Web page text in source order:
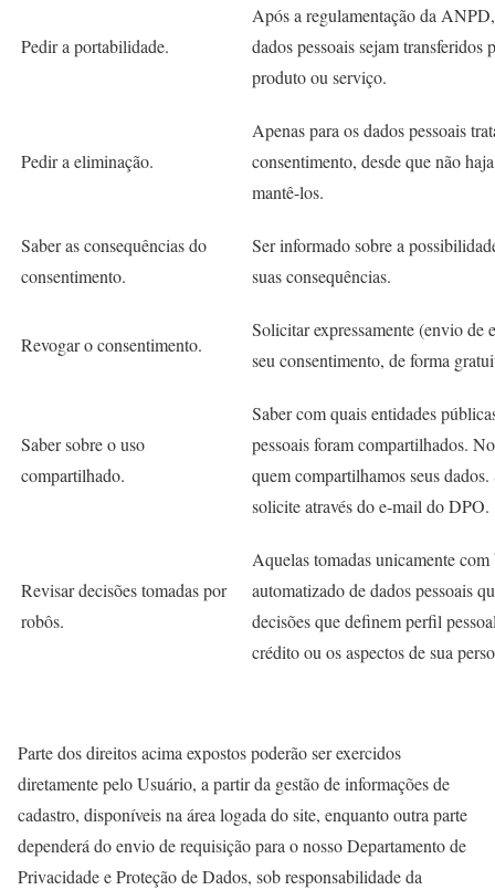
Pedir a portabilidade.
Após a regulamentação da
dados pessoais sejam transferidos
produto ou serviço.
Pedir a eliminação.
Apenas para os dados pessoais
consentimento, desde que não
mantê-los.
Saber as consequências do
consentimento.
Ser informado sobre a
suas consequências.
Revogar o consentimento.
Solicitar expressamente (envio de
seu consentimento, de forma
Saber sobre o uso
compartilhado.
Saber com quais entidades
pessoais foram compartilhados.
quem compartilhamos seus
solicite através do e-mail do DPO.
Revisar decisões tomadas por
robôs.
Aquelas tomadas unicamente com
automatizado de dados pessoais
decisões que definem perfil
crédito ou os aspectos de sua
Parte dos direitos acima expostos poderão ser exercidos
diretamente pelo Usuário, a partir da gestão de informações de
cadastro, disponíveis na área logada do site, enquanto outra parte
dependerá do envio de requisição para o nosso Departamento de
Privacidade e Proteção de Dados, sob responsabilidade da